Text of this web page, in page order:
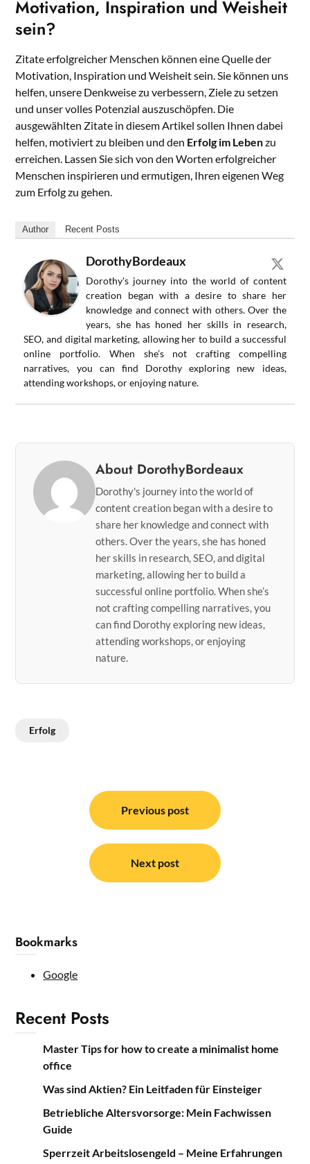
Motivation, Inspiration und Weisheit
sein?
Zitate erfolgreicher Menschen können eine Quelle der
Motivation, Inspiration und Weisheit sein. Sie können uns
helfen, unsere Denkweise zu verbessern, Ziele zu setzen
und unser volles Potenzial auszuschöpfen. Die
ausgewählten Zitate in diesem Artikel sollen Ihnen dabei
helfen, motiviert zu bleiben und den Erfolg im Lebenzu
erreichen. Lassen Sie sich von den Worten erfolgreicher
Menschen inspirieren und ermutigen, Ihren eigenen Weg
zum Erfolg zu gehen.
Author Recent Posts
DorothyBordeaux
Dorothy's journey into the world of content
creation began with a desire to share her
knowledge and connect with others. Over the
years, she has honed her skills in research,
SEO, and digital marketing, allowing her to build a successful
online portfolio. When she’s not crafting compelling
narratives, you can find Dorothy exploring new ideas,
attending workshops, or enjoying nature.
About DorothyBordeaux
Dorothy's journey into the world of
content creation began with a desire to
share her knowledge and connect with
others. Over the years, she has honed
her skills in research, SEO, and digital
marketing, allowing her to build a
successful online portfolio. When she’s
not crafting compelling narratives, you
can find Dorothy exploring new ideas,
attending workshops, or enjoying
nature.
Erfolg
navigation
Previous post
Next post
Bookmarks
Google
Recent Posts
Master Tips for how to create a minimalist home
office
Was sind Aktien? Ein Leitfaden für Einsteiger
Betriebliche Altersvorsorge: Mein Fachwissen
Guide
Sperrzeit Arbeitslosengeld – Meine Erfahrungen